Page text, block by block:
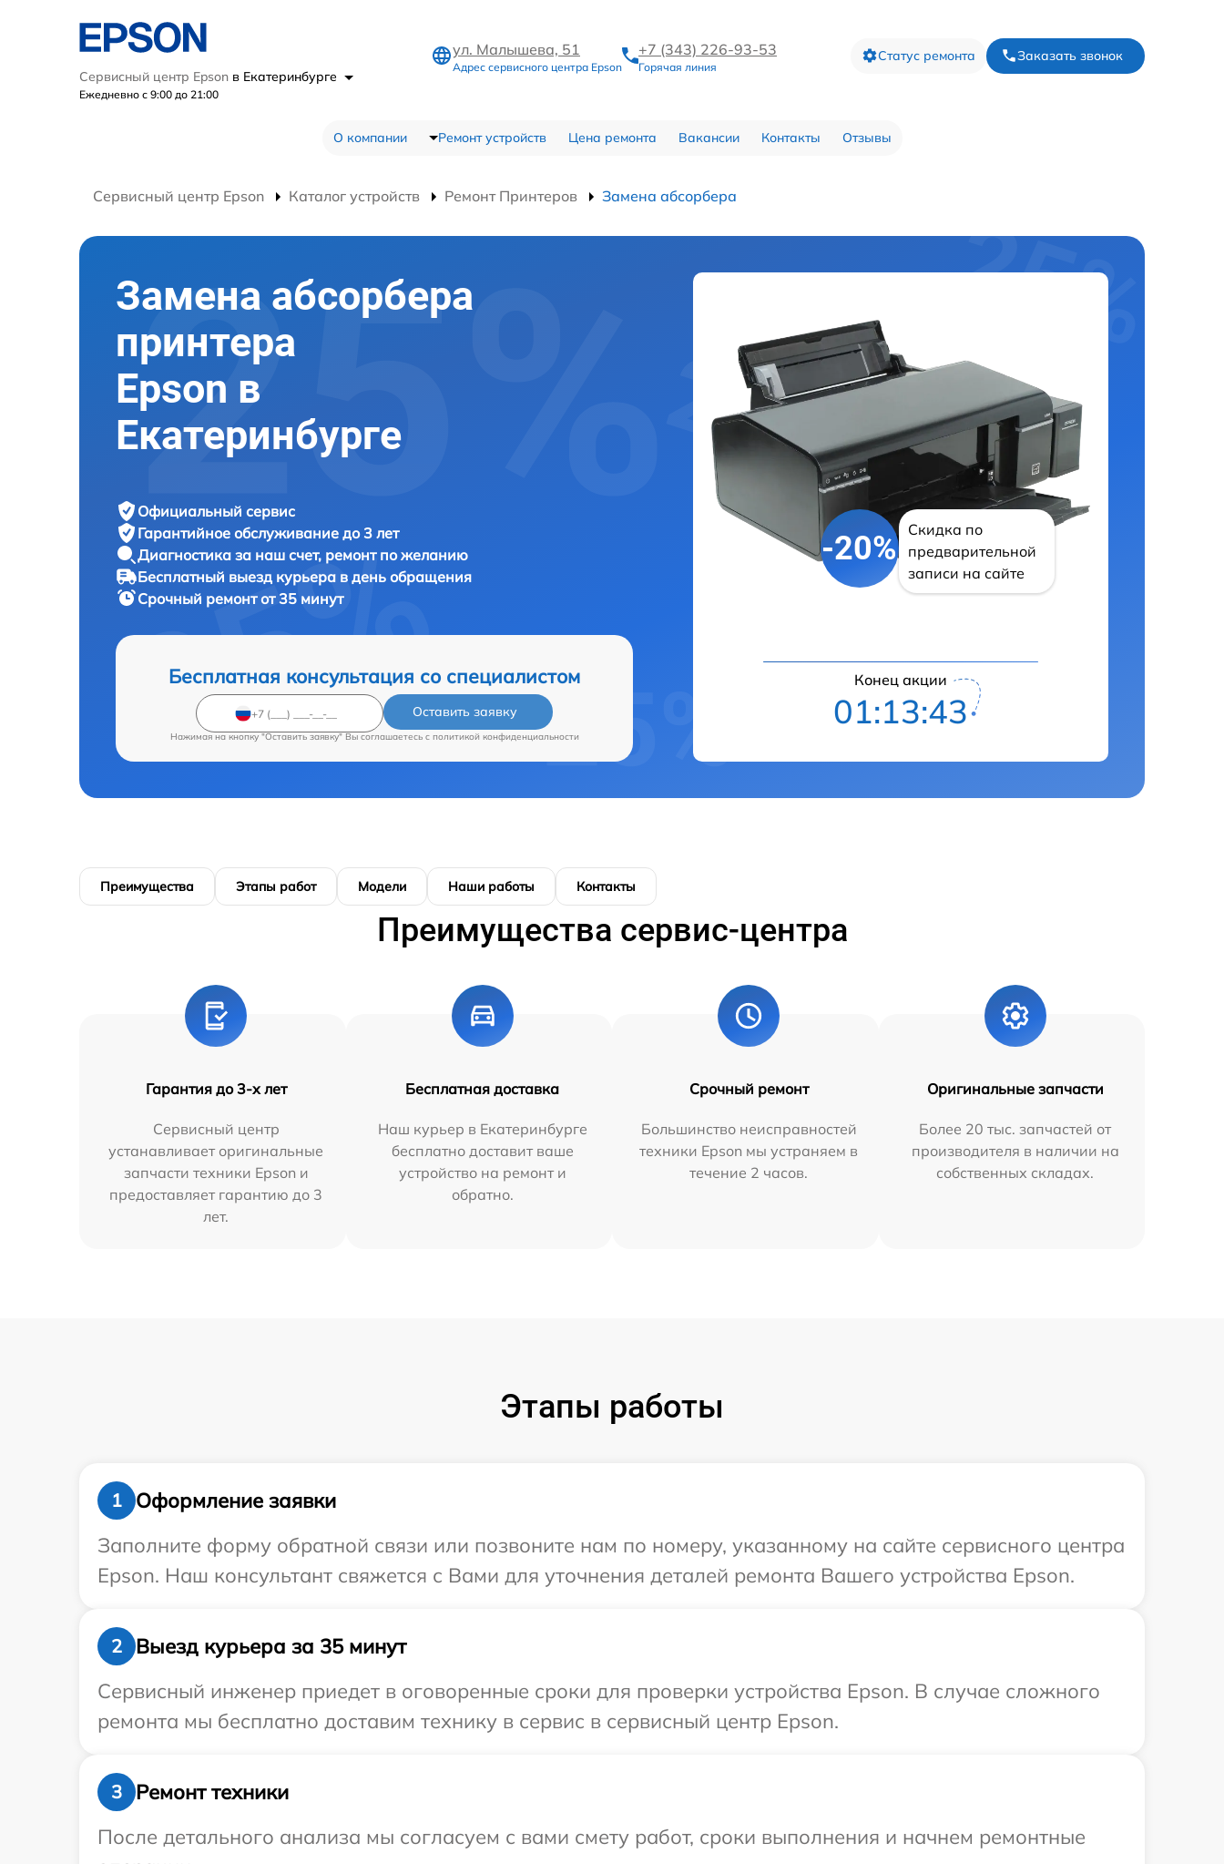
Сервисный центр Epson в Екатеринбурге
Ежедневно с 9:00 до 21:00
ул. Малышева, 51
Адрес сервисного центра Epson
+7 (343) 226-93-53
Горячая линия
Статус ремонта Заказать звонок
О компании Ремонт устройств Цена ремонта Вакансии Контакты Отзывы
Сервисный центр Epson Каталог устройств Ремонт Принтеров Замена абсорбера
Замена абсорбера
принтера
Epson в
Екатеринбурге
Официальный сервис
Гарантийное обслуживание до 3 лет
Диагностика за наш счет, ремонт по желанию
Бесплатный выезд курьера в день обращения
Срочный ремонтот 35 минут
Бесплатная консультация со специалистом
Оставить заявку
Нажимая на кнопку "Оставить заявку" Вы соглашаетесь c политикой конфиденциальности
-20%
Скидка по
предварительной
записи на сайте
Конец акции
01:13:42
Преимущества Этапы работ Модели Наши работы Контакты
Преимущества сервис-центра
Гарантия до 3-х лет
Сервисный центр
устанавливает оригинальные
запчасти техники Epson и
предоставляет гарантию до 3
лет.
Бесплатная доставка
Наш курьер в Екатеринбурге
бесплатно доставит ваше
устройство на ремонт и
обратно.
Срочный ремонт
Большинство неисправностей
техники Epson мы устраняем в
течение 2 часов.
Оригинальные запчасти
Более 20 тыс. запчастей от
производителя в наличии на
собственных складах.
Этапы работы
1
Оформление заявки
Заполните форму обратной связи или позвоните нам по номеру, указанному на сайте сервисного центра
Epson. Наш консультант свяжется с Вами для уточнения деталей ремонта Вашего устройства Epson.
2
Выезд курьера за 35 минут
Сервисный инженер приедет в оговоренные сроки для проверки устройства Epson. В случае сложного
ремонта мы бесплатно доставим технику в сервис в сервисный центр Epson.
3
Ремонт техники
После детального анализа мы согласуем с вами смету работ, сроки выполнения и начнем ремонтные